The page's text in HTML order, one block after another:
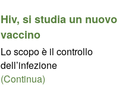
Hiv, si studia un nuovo
vaccino
Lo scopo è il controllo
dell’infezione
(Continua)